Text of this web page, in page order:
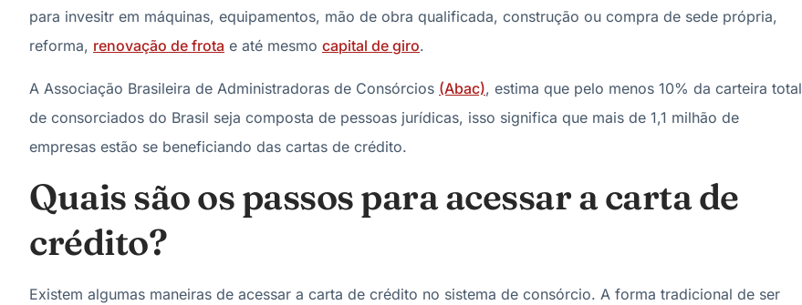
para invesitr em máquinas, equipamentos, mão de obra qualificada, construção ou compra de sede própria,
reforma, renovação de frota e até mesmo capital de giro.
A Associação Brasileira de Administradoras de Consórcios (Abac), estima que pelo menos 10% da carteira total
de consorciados do Brasil seja composta de pessoas jurídicas, isso significa que mais de 1,1 milhão de
empresas estão se beneficiando das cartas de crédito.
Quais são os passos para acessar a carta de
crédito?
Existem algumas maneiras de acessar a carta de crédito no sistema de consórcio. A forma tradicional de ser